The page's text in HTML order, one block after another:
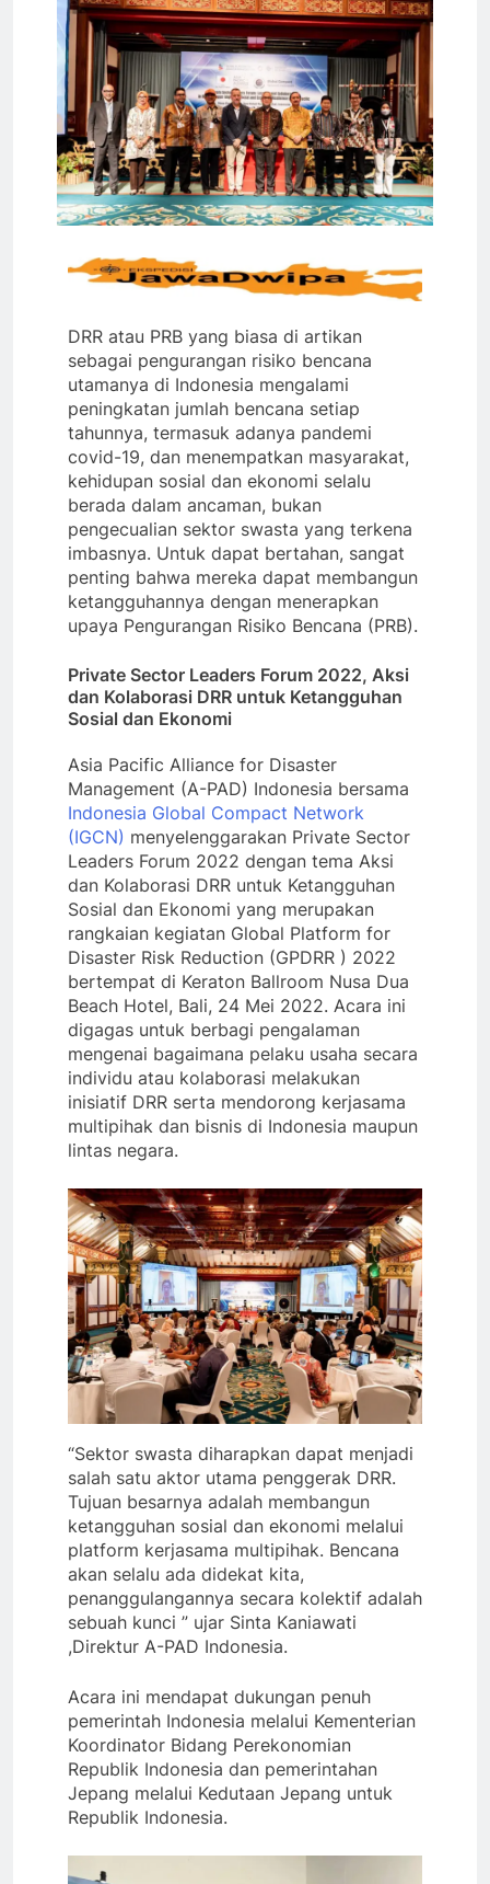
DRR atau PRB yang biasa di artikan
sebagai pengurangan risiko bencana
utamanya di Indonesia mengalami
peningkatan jumlah bencana setiap
tahunnya, termasuk adanya pandemi
covid-19, dan menempatkan masyarakat,
kehidupan sosial dan ekonomi selalu
berada dalam ancaman, bukan
pengecualian sektor swasta yang terkena
imbasnya. Untuk dapat bertahan, sangat
penting bahwa mereka dapat membangun
ketangguhannya dengan menerapkan
upaya Pengurangan Risiko Bencana (PRB).
Private Sector Leaders Forum 2022, Aksi
dan Kolaborasi DRR untuk Ketangguhan
Sosial dan Ekonomi
Asia Pacific Alliance for Disaster
Management (A-PAD) Indonesia bersama
Indonesia Global Compact Network
(IGCN) menyelenggarakan Private Sector
Leaders Forum 2022 dengan tema Aksi
dan Kolaborasi DRR untuk Ketangguhan
Sosial dan Ekonomi yang merupakan
rangkaian kegiatan Global Platform for
Disaster Risk Reduction (GPDRR ) 2022
bertempat di Keraton Ballroom Nusa Dua
Beach Hotel, Bali, 24 Mei 2022. Acara ini
digagas untuk berbagi pengalaman
mengenai bagaimana pelaku usaha secara
individu atau kolaborasi melakukan
inisiatif DRR serta mendorong kerjasama
multipihak dan bisnis di Indonesia maupun
lintas negara.
“Sektor swasta diharapkan dapat menjadi
salah satu aktor utama penggerak DRR.
Tujuan besarnya adalah membangun
ketangguhan sosial dan ekonomi melalui
platform kerjasama multipihak. Bencana
akan selalu ada didekat kita,
penanggulangannya secara kolektif adalah
sebuah kunci ” ujar Sinta Kaniawati
,Direktur A-PAD Indonesia.
Acara ini mendapat dukungan penuh
pemerintah Indonesia melalui Kementerian
Koordinator Bidang Perekonomian
Republik Indonesia dan pemerintahan
Jepang melalui Kedutaan Jepang untuk
Republik Indonesia.